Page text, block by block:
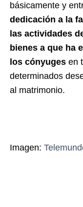
básicamente y
dedicación a la
las actividades
bienes a que ha
los cónyuges en
determinados
al matrimonio.
Imagen: